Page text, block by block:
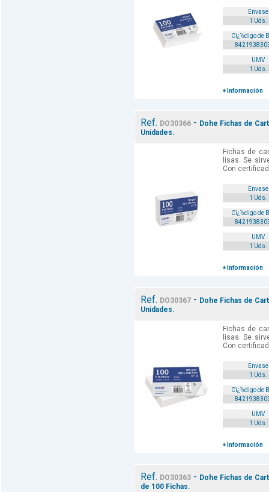
Envase
1 Uds.
Cï¿½digo de
UMV
1 Uds.
+ Información
Ref. DO30366- Dohe Fichas de
Unidades.
Fichas de
lisas. Se
Con
Envase
1 Uds.
Cï¿½digo de
UMV
1 Uds.
+ Información
Ref. DO30367- Dohe Fichas de
Unidades.
Fichas de
lisas. Se
Con
Envase
1 Uds.
Cï¿½digo de
UMV
1 Uds.
+ Información
Ref. DO30363- Dohe Fichas de
de 100 Fichas.